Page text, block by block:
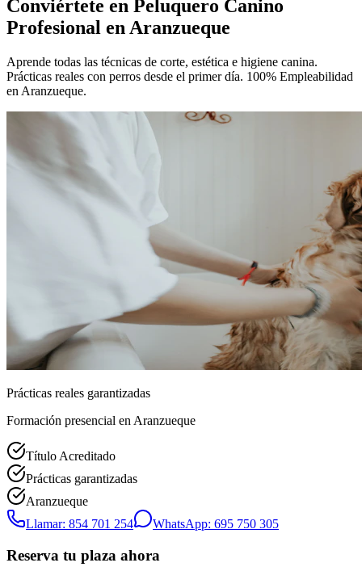
Conviértete en Peluquero Canino
Profesional en Aranzueque
Aprende todas las técnicas de corte, estética e higiene canina.
Prácticas reales con perros desde el primer día. 100% Empleabilidad
en Aranzueque.
Prácticas reales garantizadas
Formación presencial en Aranzueque
Título Acreditado
Prácticas garantizadas
Aranzueque
Llamar: 854 701 254
WhatsApp: 695 750 305
Reserva tu plaza ahora